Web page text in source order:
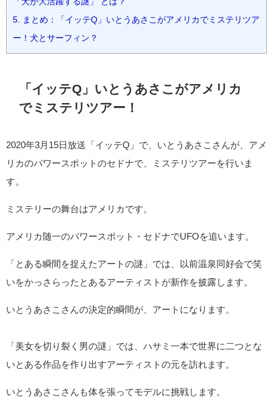
5. まとめ：「イッテQ」いとうあさこがアメリカでミステリツア
ー！犬とサーフィン？
「イッテQ」いとうあさこがアメリカ
でミステリツアー！
2020年3月15日放送「イッテQ」で、いとうあさこさんが、アメ
リカのパワースポットのセドナで、ミステリツアーを行いま
す。
ミステリーの舞台はアメリカです。
アメリカ随一のパワースポット・セドナでUFOを追います。
「とある瞬間を捉えたアートの謎」では、以前温泉同好会で笑
いをかっさらったとあるアーティストが新作を披露します。
いとうあさこさんの決定的瞬間が、アートになります。
「美女を切り裂く男の謎」では、ハサミ一本で世界に二つとな
いとある作品を作り出すアーティストの元を訪れます。
いとうあさこさんも体を張ってモデルに挑戦します。